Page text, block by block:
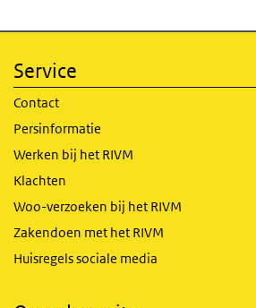
Service
Contact
Persinformatie
Werken bij het RIVM
Klachten
Woo-verzoeken bij het RIVM
Zakendoen met het RIVM
Huisregels sociale media